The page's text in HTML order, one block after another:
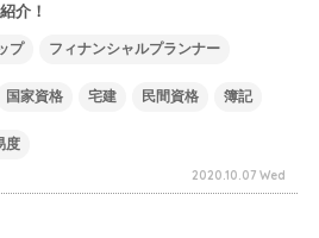
介！
プ フィナンシャルプランナー
国家資格 宅建 民間資格 簿記
度
2020.10.07 Wed